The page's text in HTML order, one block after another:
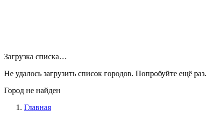
Загрузка списка…
Не удалось загрузить список городов. Попробуйте ещё раз.
Город не найден
Главная